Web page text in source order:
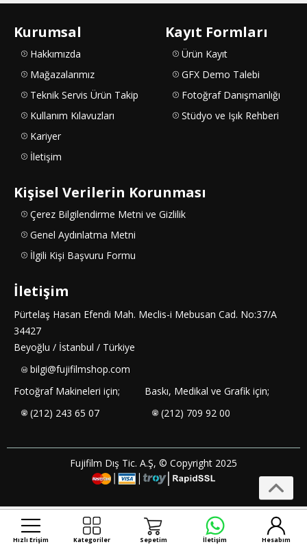
Kurumsal
Hakkımızda
Mağazalarımız
Teknik Servis Ürün Takip
Kullanım Kılavuzları
Kariyer
İletişim
Kayıt Formları
Ürün Kayıt
GFX Demo Talebi
Fotoğraf Danışmanlığı
Stüdyo ve Işık Rehberi
Kişisel Verilerin Korunması
Çerez Bilgilendirme Metni ve Gizlilik
Genel Aydınlatma Metni
İlgili Kişi Başvuru Formu
İletişim
Pürtelaş Hasan Efendi Mah. Meclis-i Mebusan Cad. No:37/A
34427
Beyoğlu / İstanbul / Türkiye
bilgi@fujifilmshop.com
Fotoğraf Makineleri için;
(212) 243 65 07
Baskı, Medikal ve Grafik için;
(212) 709 92 00
Fujifilm Dış Tic. A.Ş, © Copyright 2025
Hızlı Erişim Kategoriler Sepetim İletişim Hesabım